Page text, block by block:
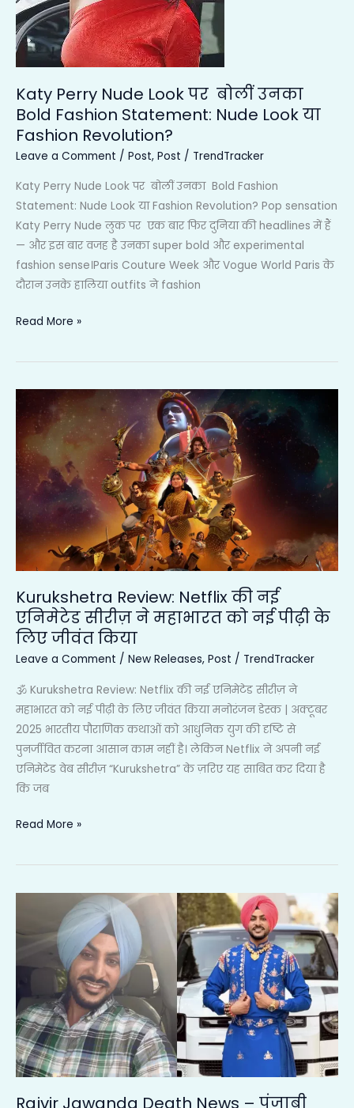
Katy Perry Nude Look पर बोलीं उनका
Bold Fashion Statement: Nude Look या
Fashion Revolution?
Leave a Comment / Post, Post / TrendTracker
Katy Perry Nude Look पर बोलीं उनका Bold Fashion
Statement: Nude Look या Fashion Revolution? Pop sensation
Katy Perry Nude लुक पर एक बार फिर दुनिया की headlines में हैं
— और इस बार वजह है उनका super bold और experimental
fashion sense।Paris Couture Week और Vogue World Paris के
दौरान उनके हालिया outfits ने fashion
Bold
Fashion
Statement:
Nude
Look
या
Fashion
Read More »
Kurukshetra Review: Netflix की नई
एनिमेटेड सीरीज़ ने महाभारत को नई पीढ़ी के
लिए जीवंत किया
Leave a Comment / New Releases, Post / TrendTracker
🕉️ Kurukshetra Review: Netflix की नई एनिमेटेड सीरीज़ ने
महाभारत को नई पीढ़ी के लिए जीवंत किया मनोरंजन डेस्क | अक्टूबर
2025 भारतीय पौराणिक कथाओं को आधुनिक युग की दृष्टि से
पुनर्जीवित करना आसान काम नहीं है। लेकिन Netflix ने अपनी नई
एनिमेटेड वेब सीरीज़ “Kurukshetra” के ज़रिए यह साबित कर दिया है
कि जब
Kurukshetra
Review:
Netflix
की
नई
एनिमेटेड
सीरीज़
महाभारत
नई
पीढ़ी
के
लिए
किया
Read More »
Rajvir Jawanda Death News – पंजाबी
Jawanda
पंजाबी
सिंगर
राजवीर
जवांदा
की
पूरी